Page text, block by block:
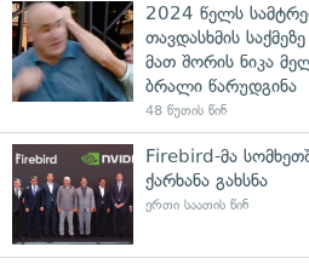
2024 წელს
თავდასხმის
მათ შორის ნიკა
ბრალი წარუდგინა
48 წუთის წინ
Firebird-მა
ქარხანა გახსნა
ერთი საათის წინ